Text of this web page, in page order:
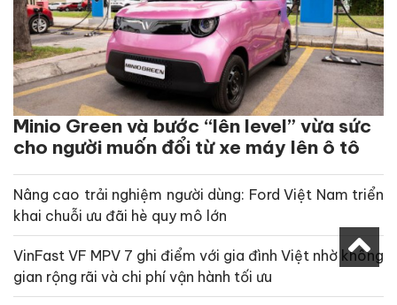
Minio Green và bước “lên level” vừa sức
cho người muốn đổi từ xe máy lên ô tô
Nâng cao trải nghiệm người dùng: Ford Việt Nam triển
khai chuỗi ưu đãi hè quy mô lớn
VinFast VF MPV 7 ghi điểm với gia đình Việt nhờ không
gian rộng rãi và chi phí vận hành tối ưu